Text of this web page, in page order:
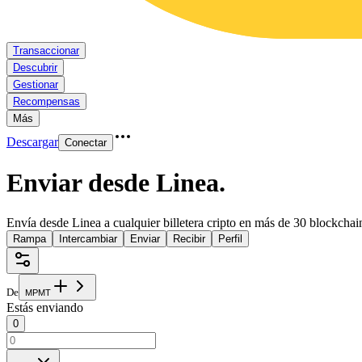
Transaccionar
Descubrir
Gestionar
Recompensas
Más
Descargar Conectar
Enviar desde Linea.
Envía desde Linea a cualquier billetera cripto en más de 30
Rampa Intercambiar Enviar Recibir Perfil
De MPMT
Estás enviando
0